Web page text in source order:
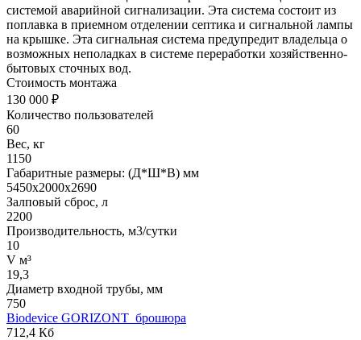
системой аварийной сигнализации. Эта система состоит из
поплавка в приемном отделении септика и сигнальной лампы
на крышке. Эта сигнальная система предупредит владельца о
возможных неполадках в системе переработки хозяйственно-
бытовых сточных вод.
Стоимость монтажа
130 000 ₽
Количество пользователей
60
Вес, кг
1150
Габаритные размеры: (Д*Ш*В) мм
5450х2000х2690
Залповый сброс, л
2200
Производительность, м3/сутки
10
V м³
19,3
Диаметр входной трубы, мм
750
Biodevice GORIZONT_брошюра
712,4 Кб